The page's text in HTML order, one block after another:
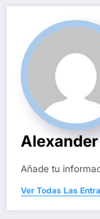
Alexander
Añade tu
Ver Todas Las